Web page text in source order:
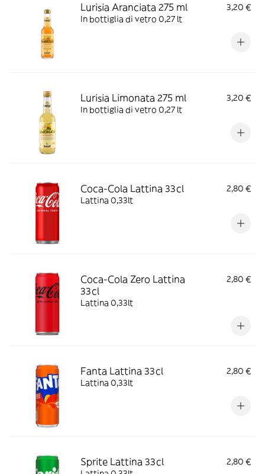
Lurisia Aranciata 275 ml
3,20 €
In bottiglia di vetro 0,27 lt
Lurisia Limonata 275 ml
3,20 €
In bottiglia di vetro 0,27 lt
Coca-Cola Lattina 33cl
2,80 €
Lattina 0,33lt
Coca-Cola Zero Lattina
33cl
2,80 €
Lattina 0,33lt
Fanta Lattina 33cl
2,80 €
Lattina 0,33lt
Sprite Lattina 33cl
2,80 €